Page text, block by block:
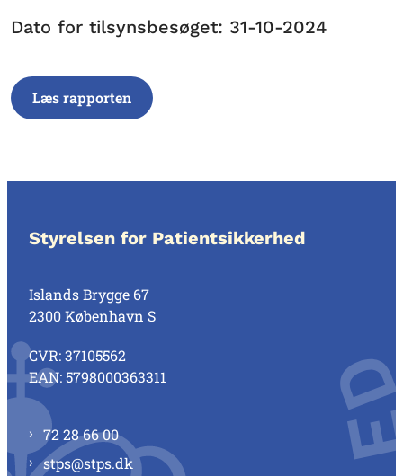
Dato for tilsynsbesøget: 31-10-2024
Læs rapporten
Styrelsen for Patientsikkerhed
Islands Brygge 67
2300 København S
CVR: 37105562
EAN: 5798000363311
72 28 66 00
stps@stps.dk